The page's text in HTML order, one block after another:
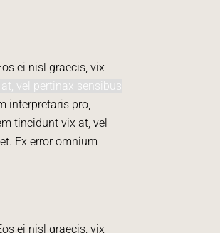
ei nisl graecis, vix
vel pertinax sensibus
interpretaris pro,
tincidunt vix at, vel
Ex error omnium
ei nisl graecis, vix